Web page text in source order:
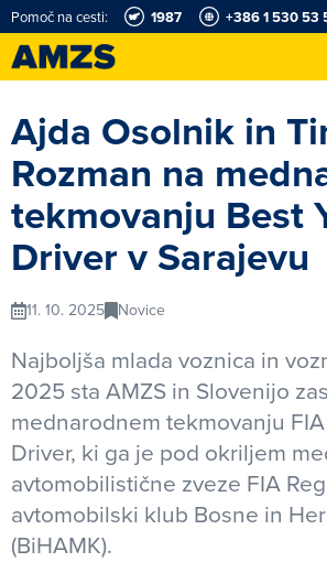
Pomoč na cesti: 1987 +386 1 530 53
Ajda Osolnik in
Rozman na
tekmovanju Best
Driver v Sarajevu
11. 10. 2025 Novice
Najboljša mlada voznica in
2025 sta AMZS in Slovenijo
mednarodnem tekmovanju
Driver, ki ga je pod okriljem
avtomobilistične zveze FIA
avtomobilski klub Bosne in
(BiHAMK).